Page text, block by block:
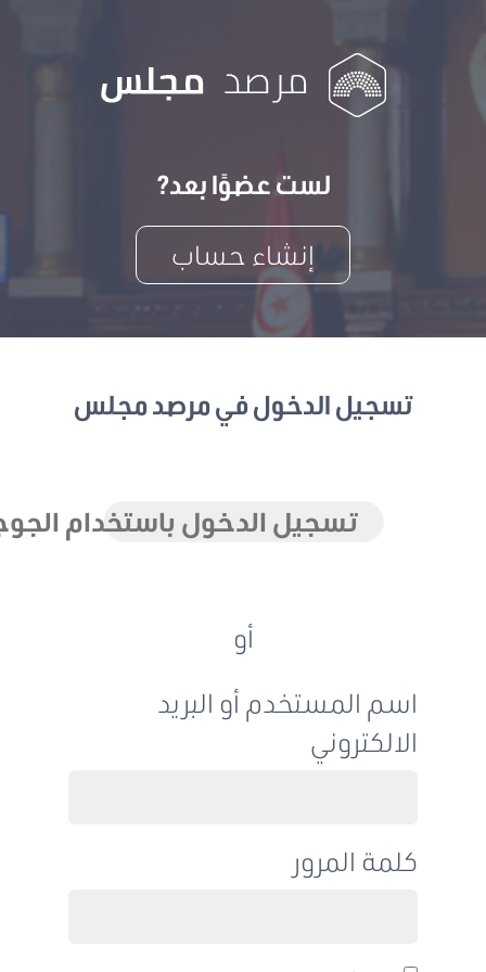
لست عضوًا بعد?
إنشاء حساب
تسجيل الدخول في مرصد مجلس
تسجيل الدخول باستخدام الجوجل
اسم المستخدم أو البريد
الالكتروني
كلمة المرور